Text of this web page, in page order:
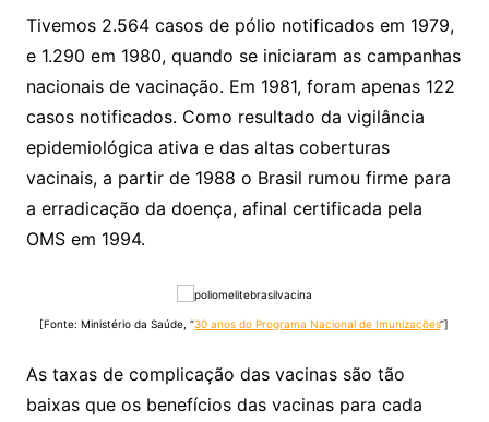
Tivemos 2.564 casos de pólio notificados em 1979,
e 1.290 em 1980, quando se iniciaram as campanhas
nacionais de vacinação. Em 1981, foram apenas 122
casos notificados. Como resultado da vigilância
epidemiológica ativa e das altas coberturas
vacinais, a partir de 1988 o Brasil rumou firme para
a erradicação da doença, afinal certificada pela
OMS em 1994.
[Fonte: Ministério da Saúde, “30 anos do Programa Nacional de Imunizações“]
As taxas de complicação das vacinas são tão
baixas que os benefícios das vacinas para cada